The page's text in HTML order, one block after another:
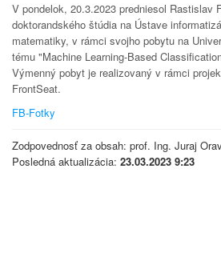
V pondelok, 20.3.2023 predniesol Rastislav
doktorandského štúdia na Ústave
matematiky, v rámci svojho pobytu na
tému "Machine Learning-Based
Výmenný pobyt je realizovaný v rámci
FrontSeat.
FB-Fotky
Zodpovednosť za obsah: prof. Ing. Juraj
Posledná aktualizácia: 23.03.2023 9:23